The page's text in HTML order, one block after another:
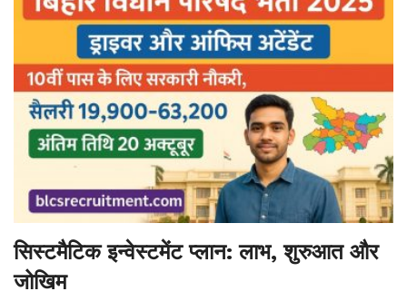
सिस्टमैटिक इन्वेस्टमेंट प्लान: लाभ, शुरुआत और
जोखिम